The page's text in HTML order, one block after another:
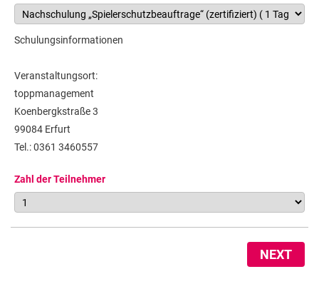
Schulungsinformationen
Veranstaltungsort:
toppmanagement
Koenbergkstraße 3
99084 Erfurt
Tel.: 0361 3460557
Zahl der Teilnehmer
NEXT